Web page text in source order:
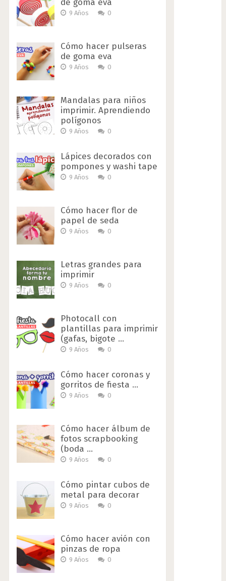
de goma eva
9 Años 0
Cómo hacer pulseras
de goma eva
9 Años 0
Mandalas para niños
imprimir. Aprendiendo
polígonos
9 Años 0
Lápices decorados con
pompones y washi tape
9 Años 0
Cómo hacer flor de
papel de seda
9 Años 0
Letras grandes para
imprimir
9 Años 0
Photocall con
plantillas para imprimir
(gafas, bigote …
9 Años 0
Cómo hacer coronas y
gorritos de fiesta …
9 Años 0
Cómo hacer álbum de
fotos scrapbooking
(boda …
9 Años 0
Cómo pintar cubos de
metal para decorar
9 Años 0
Cómo hacer avión con
pinzas de ropa
9 Años 0